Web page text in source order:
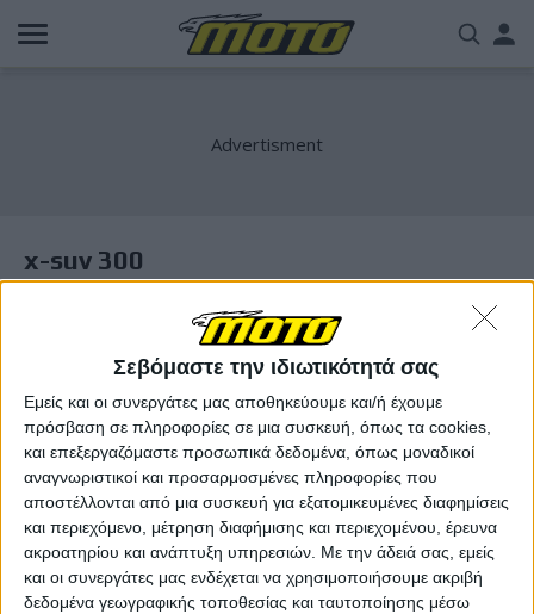
Σεβόμαστε την ιδιωτικότητά σας
Εμείς και οι συνεργάτες μας αποθηκεύουμε και/ή έχουμε
πρόσβαση σε πληροφορίες σε μια συσκευή, όπως τα cookies,
και επεξεργαζόμαστε προσωπικά δεδομένα, όπως μοναδικοί
αναγνωριστικοί και προσαρμοσμένες πληροφορίες που
αποστέλλονται από μια συσκευή για εξατομικευμένες διαφημίσεις
και περιεχόμενο, μέτρηση διαφήμισης και περιεχομένου, έρευνα
ακροατηρίου και ανάπτυξη υπηρεσιών. Με την άδειά σας, εμείς
και οι συνεργάτες μας ενδέχεται να χρησιμοποιήσουμε ακριβή
δεδομένα γεωγραφικής τοποθεσίας και ταυτοποίησης μέσω
Παράκαμψη
προς
x-suv 300
Επικαιρότητα 10/3/2026